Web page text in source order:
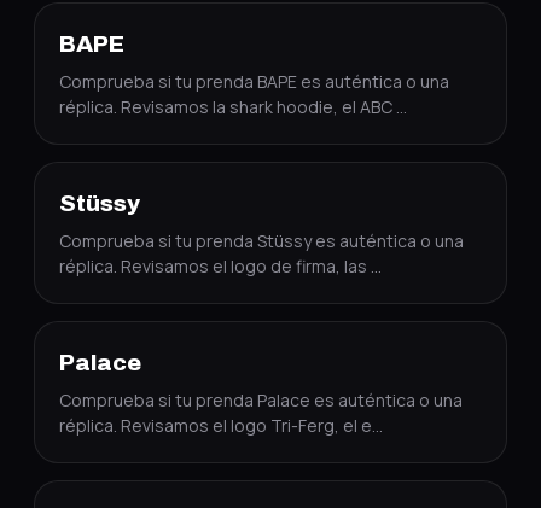
BAPE
Comprueba si tu prenda BAPE es auténtica o una
réplica. Revisamos la shark hoodie, el ABC …
Stüssy
Comprueba si tu prenda Stüssy es auténtica o una
réplica. Revisamos el logo de firma, las …
Palace
Comprueba si tu prenda Palace es auténtica o una
réplica. Revisamos el logo Tri-Ferg, el e…